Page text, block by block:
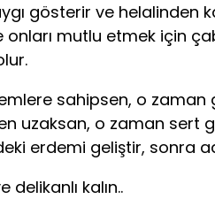
gösterir ve helalinden
onları mutlu etmek için
sahipsen, o zaman
uzaksan, o zaman sert
erdemi geliştir, sonra
delikanlı kalın..